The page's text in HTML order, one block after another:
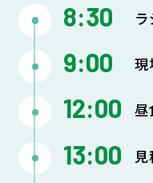
8:30
9:00 現
12:00 昼
13:00